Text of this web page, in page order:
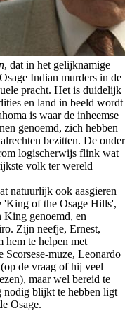
, dat in het gelijknamige
Indian murders in de
pracht. Het is duidelijk
en land in beeld wordt
is waar de inheemse
genoemd, zich hebben
bezitten. De onder
logischerwijs flink wat
volk ter wereld
natuurlijk ook aasgieren
'King of the Osage Hills',
genoemd, en
Zijn neefje, Ernest,
hem te helpen met
Scorsese-muze, Leonardo
de vraag of hij veel
maar wel bereid te
nodig blijkt te hebben ligt
Osage.